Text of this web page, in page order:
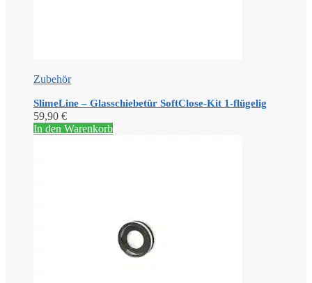
Zubehör
SlimeLine – Glasschiebetür SoftClose-Kit 1-flügelig
59,90 €
In den Warenkorb